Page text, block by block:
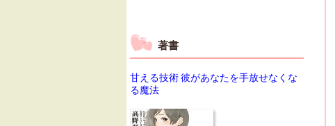
著書
甘える技術 彼があなたを手放せなくな
る魔法